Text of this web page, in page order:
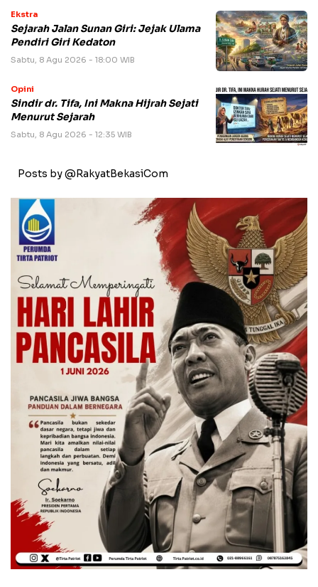
Ekstra
Sejarah Jalan Sunan Giri: Jejak Ulama
Pendiri Giri Kedaton
Sabtu, 8 Agu 2026 - 18:00 WIB
Opini
Sindir dr. Tifa, Ini Makna Hijrah Sejati
Menurut Sejarah
Sabtu, 8 Agu 2026 - 12:35 WIB
Posts by @RakyatBekasiCom